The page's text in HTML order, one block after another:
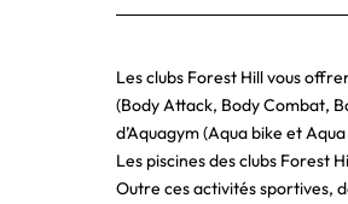
Les clubs Forest Hill vous
(Body Attack, Body Combat,
d’Aquagym (Aqua bike et
Les piscines des clubs Forest
Outre ces activités sportives,